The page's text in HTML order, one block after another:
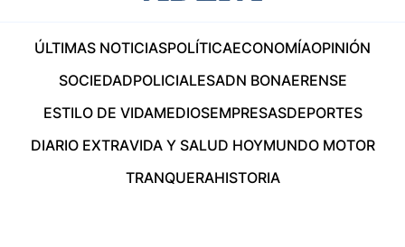
ÚLTIMAS NOTICIASPOLÍTICAECONOMÍAOPINIÓN
SOCIEDADPOLICIALESADN BONAERENSE
ESTILO DE VIDAMEDIOSEMPRESASDEPORTES
DIARIO EXTRAVIDA Y SALUD HOYMUNDO MOTOR
TRANQUERAHISTORIA